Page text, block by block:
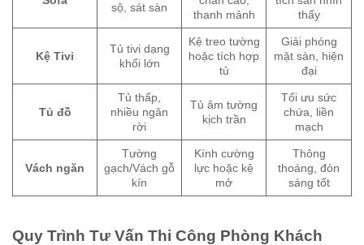
sộ, sát sàn
thanh mảnh
thấy
Kệ Tivi
Tủ tivi dạng
khối lớn
Kệ treo tường
hoặc tích hợp
tủ
Giải phóng
mặt sàn, hiện
đại
Tủ đồ
Tủ thấp,
nhiều ngăn
rời
Tủ âm tường
kịch trần
Tối ưu sức
chứa, liền
mạch
Vách ngăn
Tường
gạch/Vách gỗ
kín
Kính cường
lực hoặc kệ
mở
Thông
thoáng, đón
sáng tốt
Quy Trình Tư Vấn Thi Công Phòng Khách